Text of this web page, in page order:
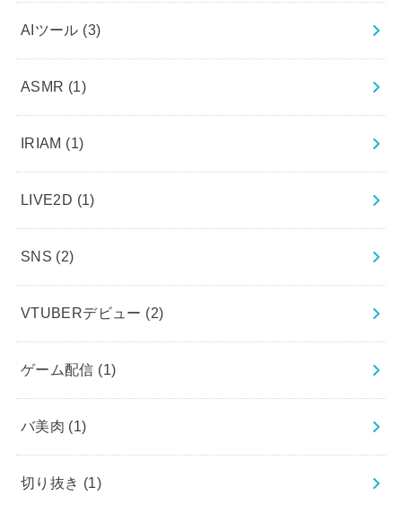
AIツール (3)
ASMR (1)
IRIAM (1)
LIVE2D (1)
SNS (2)
VTUBERデビュー (2)
ゲーム配信 (1)
バ美肉 (1)
切り抜き (1)